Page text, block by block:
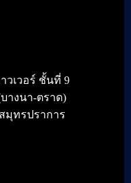
วเวอร์ ชั้นที่ 9
างนา-ตราด)
มุทรปราการ